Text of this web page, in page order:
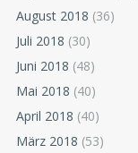
August 2018 (36)
Juli 2018 (30)
Juni 2018 (48)
Mai 2018 (40)
April 2018 (40)
März 2018 (53)